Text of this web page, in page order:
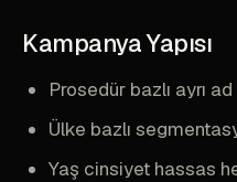
Kampanya Yapısı
Prosedür bazlı ayrı
Ülke bazlı
Yaş cinsiyet hassas